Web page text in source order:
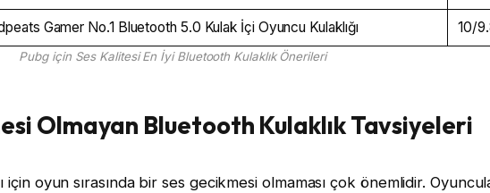
Gamer No.1 Bluetooth 5.0 Kulak İçi Oyuncu Kulaklığı 10/
Pubg için Ses Kalitesi En İyi Bluetooth Kulaklık Önerileri
Olmayan Bluetooth Kulaklık Tavsiyeleri
oyun sırasında bir ses gecikmesi olmaması çok önemlidir.